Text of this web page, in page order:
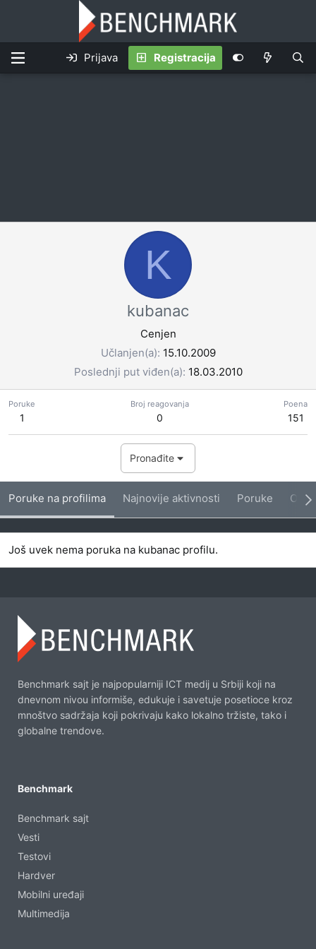
Prijava Registracija
K
kubanac
Cenjen
Učlanjen(a) 15.10.2009
Poslednji put viđen(a) 18.03.2010
Poruke
1
Broj reagovanja
0
Poena
151
Pronađite
Poruke na profilima Najnovije aktivnosti Poruke O
Još uvek nema poruka na kubanac profilu.
Benchmark sajt je najpopularniji ICT medij u Srbiji koji na
dnevnom nivou informiše, edukuje i savetuje posetioce kroz
mnoštvo sadržaja koji pokrivaju kako lokalno tržiste, tako i
globalne trendove.
Benchmark
Benchmark sajt
Vesti
Testovi
Hardver
Mobilni uređaji
Multimedija